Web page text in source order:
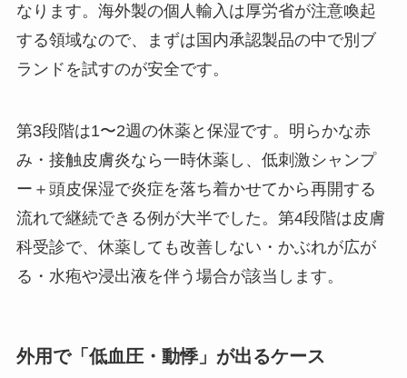
なります。海外製の個人輸入は厚労省が注意喚起
する領域なので、まずは国内承認製品の中で別ブ
ランドを試すのが安全です。
第3段階は1〜2週の休薬と保湿です。明らかな赤
み・接触皮膚炎なら一時休薬し、低刺激シャンプ
ー＋頭皮保湿で炎症を落ち着かせてから再開する
流れで継続できる例が大半でした。第4段階は皮膚
科受診で、休薬しても改善しない・かぶれが広が
る・水疱や浸出液を伴う場合が該当します。
外用で「低血圧・動悸」が出るケース